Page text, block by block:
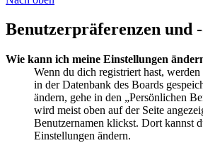
Benutzerpräferenzen und
Wie kann ich meine Einstellungen
Wenn du dich registriert hast,
in der Datenbank des Boards
ändern, gehe in den „Persönlichen
wird meist oben auf der Seite
Benutzernamen klickst. Dort kannst
Einstellungen ändern.